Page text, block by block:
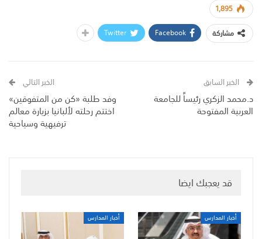
1,895
مشاركة
Facebook
Twitter
الخبر السابق
د.محمد الزكري رئيساً للجامعة
العربية المفتوحة
الخبر التالي
وفد طلبة «كن من المتفوقين»
اختتم رحلته لألبانيا بزيارة معالم
ترفيهية وسياحية
قد يعجبك ايضا
أخبار المدارس أخبار المدارس